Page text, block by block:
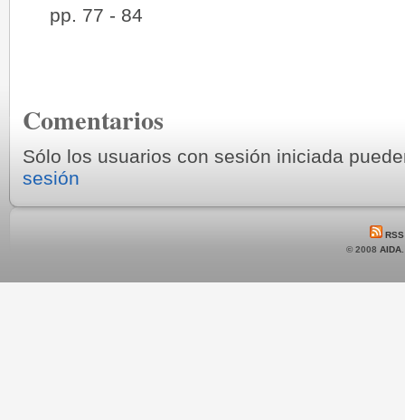
pp. 77 - 84
Comentarios
Sólo los usuarios con sesión iniciada
sesión
RSS
© 2008 AIDA